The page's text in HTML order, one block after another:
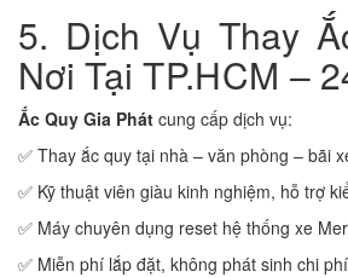
5. Dịch Vụ Thay
Nơi Tại TP.HCM –
Ắc Quy Gia Phát cung cấp dịch vụ:
✅ Thay ắc quy tại nhà – văn phòng – bãi
✅ Kỹ thuật viên giàu kinh nghiệm, hỗ trợ
✅ Máy chuyên dụng reset hệ thống xe
✅ Miễn phí lắp đặt, không phát sinh chi phí